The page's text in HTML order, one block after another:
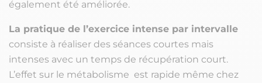
également été améliorée.
La pratique de l’exercice intense par intervalle
consiste à réaliser des séances courtes mais
intenses avec un temps de récupération court.
L’effet sur le métabolisme est rapide même chez